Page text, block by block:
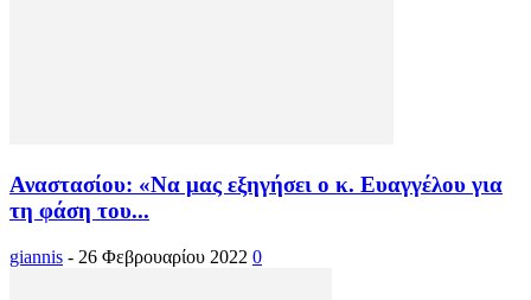
Αναστασίου: «Να μας εξηγήσει ο κ. Ευαγγέλου για
τη φάση του...
giannis - 26 Φεβρουαρίου 2022 0